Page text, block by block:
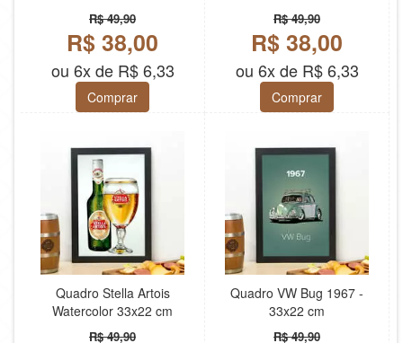
R$ 49,90
R$ 38,00
ou 6x de R$ 6,33
Comprar
R$ 49,90
R$ 38,00
ou 6x de R$ 6,33
Comprar
Quadro Stella Artois
Watercolor 33x22 cm
R$ 49,90
Quadro VW Bug 1967 -
33x22 cm
R$ 49,90